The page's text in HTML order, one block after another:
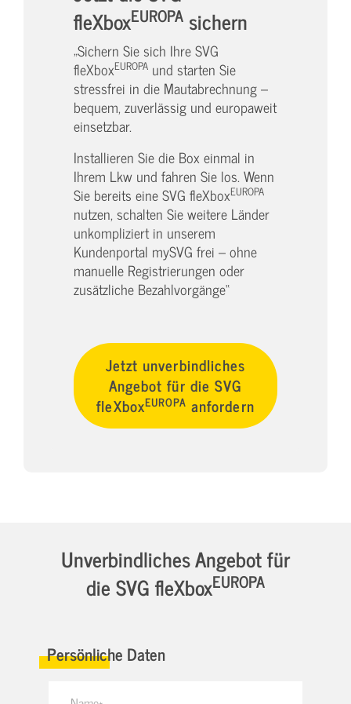
fleXboxEUROPA sichern
„Sichern Sie sich Ihre SVG
fleXboxEUROPA und starten Sie
stressfrei in die Mautabrechnung –
bequem, zuverlässig und europaweit
einsetzbar.
Installieren Sie die Box einmal in
Ihrem Lkw und fahren Sie los. Wenn
Sie bereits eine SVG fleXboxEUROPA
nutzen, schalten Sie weitere Länder
unkompliziert in unserem
Kundenportal mySVG frei – ohne
manuelle Registrierungen oder
zusätzliche Bezahlvorgänge“
Jetzt unverbindliches
Angebot für die SVG
fleXboxEUROPA anfordern
Unverbindliches Angebot für
die SVG fleXboxEUROPA
Persönliche Daten